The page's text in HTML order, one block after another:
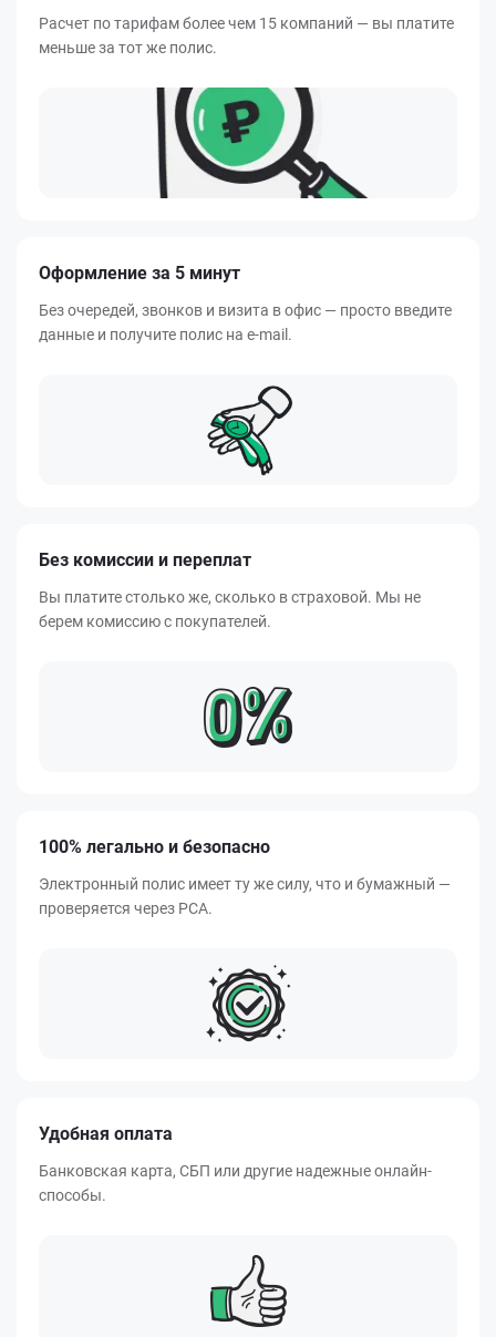
Расчет по тарифам более чем 15 компаний — вы платите
меньше за тот же полис.
Оформление за 5 минут
Без очередей, звонков и визита в офис — просто введите
данные и получите полис на e-mail.
Без комиссии и переплат
Вы платите столько же, сколько в страховой. Мы не
берем комиссию с покупателей.
100% легально и безопасно
Электронный полис имеет ту же силу, что и бумажный —
проверяется через РСА.
Удобная оплата
Банковская карта, СБП или другие надежные онлайн-
способы.